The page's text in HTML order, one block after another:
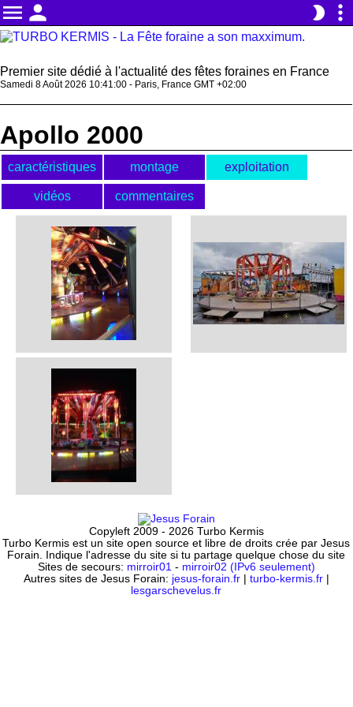
menu person brightness_2 more_vert
Premier site dédié à l'actualité des fêtes foraines en France
Samedi 8 Août 2026 10:41:00 - Paris, France GMT +02:00
Apollo 2000
caractéristiques montage exploitation
vidéos commentaires
Copyleft 2009 - 2026 Turbo Kermis
Turbo Kermis est un site open source et libre de droits crée par Jesus
Forain. Indique l'adresse du site si tu partage quelque chose du site
Sites de secours: mirroir01 - mirroir02 (IPv6 seulement)
Autres sites de Jesus Forain: jesus-forain.fr| turbo-kermis.fr|
lesgarschevelus.fr